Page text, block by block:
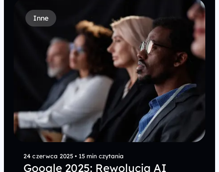
Inne
24 czerwca 2025• 15 min czytania
Google 2025: Rewolucja AI